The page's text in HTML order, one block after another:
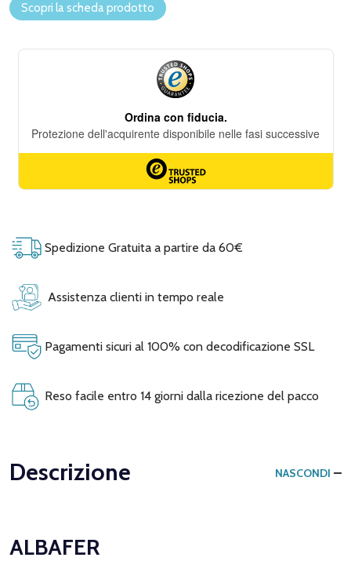
Scopri la scheda prodotto
Spedizione Gratuita a partire da 60€
Assistenza clienti in tempo reale
Pagamenti sicuri al 100% con decodificazione SSL
Reso facile entro 14 giorni dalla ricezione del pacco
Descrizione NASCONDI
ALBAFER